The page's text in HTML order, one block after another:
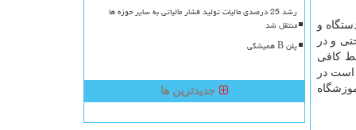
این دستگاه ارتباطی استفاده میکنند و حدودا 100 میلیون دستگاه و
و در
کافی
است در
رشد 25 درصدی مالیات تولید فشار مالیاتی به سایر حوزه ها
منتقل شد
پلن B همیشگی
جدیدترین ها